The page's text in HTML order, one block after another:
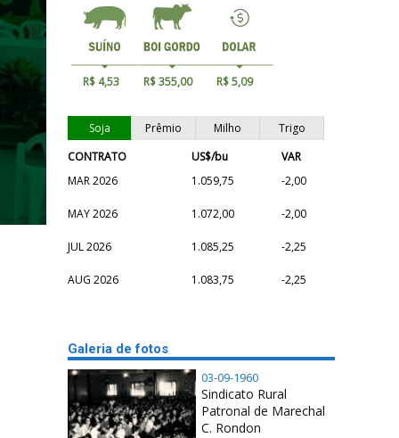
R$ 4,53 R$ 355,00 R$ 5,09
Soja Prêmio Milho
Trigo
CONTRATO
US$/bu
VAR
MAR 2026
1.059,75 -2,00
MAY 2026 1.072,00 -2,00
JUL 2026 1.085,25 -2,25
AUG 2026 1.083,75 -2,25
Galeria de fotos
03-09-1960
Sindicato Rural
Patronal de Marechal
C. Rondon